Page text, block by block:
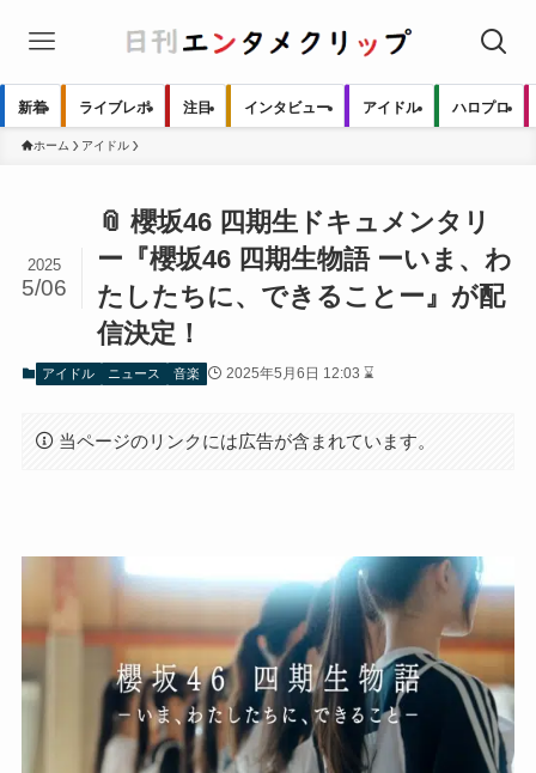
新着 ライブレポ 注目 インタビュー アイドル ハロプロ
ホーム アイドル
📎 櫻坂46 四期生ドキュメンタリ
ー『櫻坂46 四期生物語 ーいま、わ
たしたちに、できることー』が配
信決定！
2025
5/06
アイドル ニュース 音楽 2025年5月6日 12:03 ⌛
当ページのリンクには広告が含まれています。